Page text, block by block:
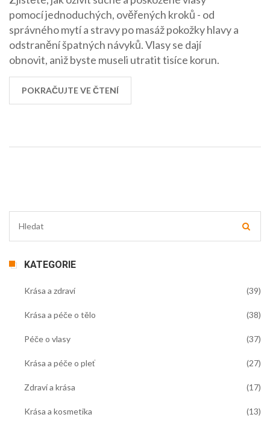
pomocí jednoduchých, ověřených kroků - od
správného mytí a stravy po masáž pokožky hlavy a
odstranění špatných návyků. Vlasy se dají
obnovit, aniž byste museli utratit tisíce korun.
POKRAČUJTE VE ČTENÍ
KATEGORIE
Krása a zdraví (39)
Krása a péče o tělo (38)
Péče o vlasy (37)
Krása a péče o pleť (27)
Zdraví a krása (17)
Krása a kosmetika (13)